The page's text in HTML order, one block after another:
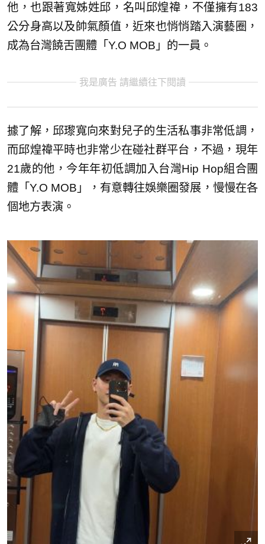
他，也跟著寬姊姓邱，名叫邱煌禕，不僅擁有183
公分身高以及帥氣顏值，近來也悄悄踏入演藝圈，
成為台灣饒舌團體「Y.O MOB」的一員。
我是廣告 請繼續往下閱讀
據了解，邱瓈寬向來對兒子的生活私事非常低調，
而邱煌禕平時也非常少在碰社群平台，不過，現年
21歲的他，今年年初低調加入台灣Hip Hop組合團
體「Y.O MOB」，有意轉往娛樂圈發展，慢慢在各
個地方表演。